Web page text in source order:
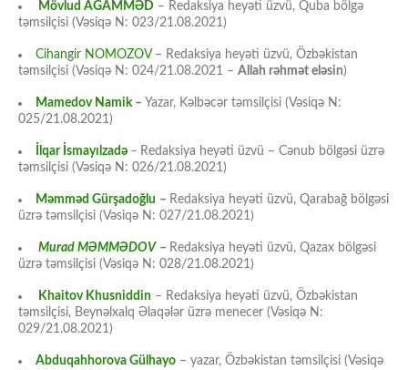
Mövlud AĞAMMƏD – Redaksiya heyəti üzvü, Quba bölgə
təmsilçisi (Vəsiqə N: 023/21.08.2021)
Cihangir NOMOZOV– Redaksiya heyəti üzvü, Özbəkistan
təmsilçisi (Vəsiqə N: 024/21.08.2021 – Allah rəhmət eləsin)
Mamedov Namik– Yazar, Kəlbəcər təmsilçisi (Vəsiqə N:
025/21.08.2021)
İlqar İsmayılzadə – Redaksiya heyəti üzvü – Cənub bölgəsi üzrə
təmsilçisi (Vəsiqə N: 026/21.08.2021)
Məmməd Gürşadoğlu – Redaksiya heyəti üzvü, Qarabağ bölgəsi
üzrə təmsilçisi (Vəsiqə N: 027/21.08.2021)
Murad MƏMMƏDOV – Redaksiya heyəti üzvü, Qazax bölgəsi
üzrə təmsilçisi (Vəsiqə N: 028/21.08.2021)
Khaitov Khusniddin – Redaksiya heyəti üzvü, Özbəkistan
təmsilçisi, Beynəlxalq Əlaqələr üzrə menecer (Vəsiqə N:
029/21.08.2021)
Abduqahhorova Gülhayo – yazar, Özbəkistan təmsilçisi (Vəsiqə